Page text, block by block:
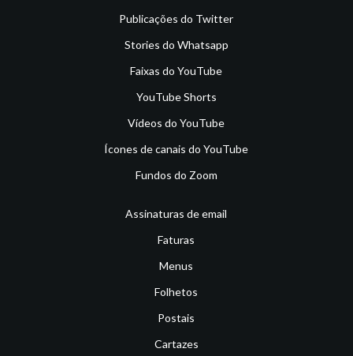
Publicações do Twitter
Stories do Whatsapp
Faixas do YouTube
YouTube Shorts
Vídeos do YouTube
Ícones de canais do YouTube
Fundos do Zoom
Assinaturas de email
Faturas
Menus
Folhetos
Postais
Cartazes